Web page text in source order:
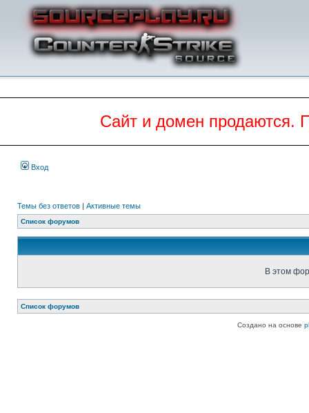
Сайт и домен продаются.
Вход
Темы без ответов | Активные темы
Список форумов
В этом
Список форумов
Создано на основе